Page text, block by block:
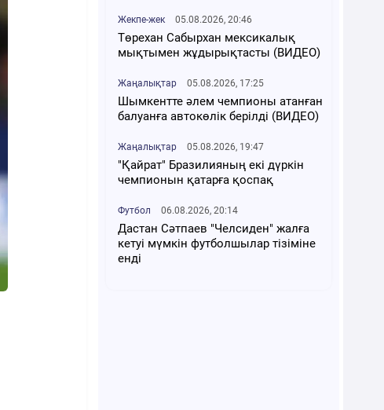
Жекпе-жек 05.08.2026, 20:46
Төрехан Сабырхан мексикалық
мықтымен жұдырықтасты (ВИДЕО)
Жаңалықтар 05.08.2026, 17:25
Шымкентте әлем чемпионы атанған
балуанға автокөлік берілді (ВИДЕО)
Жаңалықтар 05.08.2026, 19:47
"Қайрат" Бразилияның екі дүркін
чемпионын қатарға қоспақ
Футбол 06.08.2026, 20:14
Дастан Сәтпаев "Челсиден" жалға
кетуі мүмкін футболшылар тізіміне
енді